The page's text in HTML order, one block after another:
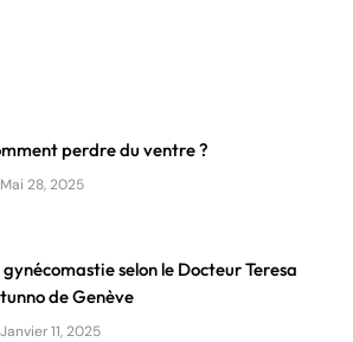
perdre du ventre ?
Mai 28, 2025
gynécomastie selon le Docteur Teresa
de Genève
Janvier 11, 2025